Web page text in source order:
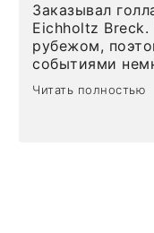
Заказывал
Eichholtz Breck.
рубежом,
событиями
Но homeadore
определенное
Читать полностью